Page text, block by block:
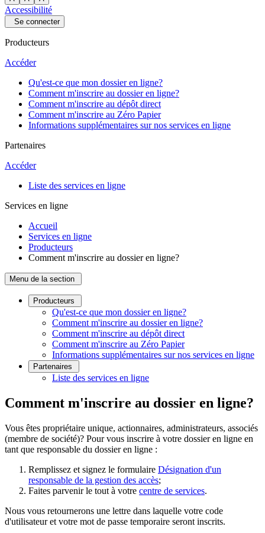
Accessibilité
Se connecter
Producteurs
Accéder
Qu'est-ce que mon dossier en ligne?
Comment m'inscrire au dossier en ligne?
Comment m'inscrire au dépôt direct
Comment m'inscrire au Zéro Papier
Informations supplémentaires sur nos services en ligne
Partenaires
Accéder
Liste des services en ligne
Services en ligne
Accueil
Services en ligne
Producteurs
Comment m'inscrire au dossier en ligne?
Menu de la section
Producteurs
Qu'est-ce que mon dossier en ligne?
Comment m'inscrire au dossier en ligne?
Comment m'inscrire au dépôt direct
Comment m'inscrire au Zéro Papier
Informations supplémentaires sur nos services en ligne
Partenaires
Liste des services en ligne
Comment m'inscrire au dossier en ligne?
Vous êtes propriétaire unique, actionnaires, administrateurs, associés
(membre de société)? Pour vous inscrire à votre dossier en ligne en
tant que responsable du dossier en ligne :
Remplissez et signez le formulaire Désignation d'un
responsable de la gestion des accès;
Faites parvenir le tout à votre centre de services.
Nous vous retournerons une lettre dans laquelle votre code
d'utilisateur et votre mot de passe temporaire seront inscrits.